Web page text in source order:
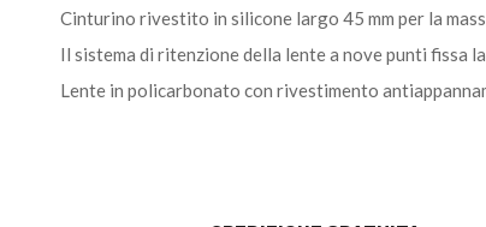
Cinturino rivestito in silicone largo 45 mm per la
Il sistema di ritenzione della lente a nove punti fissa
Lente in policarbonato con rivestimento